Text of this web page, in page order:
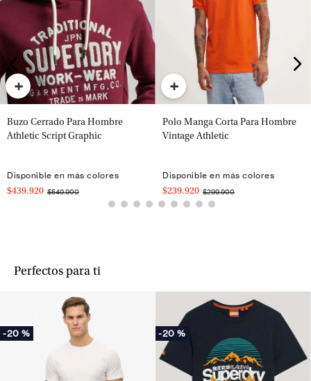
+
Buzo Cerrado Para Hombre
Athletic Script Graphic
Disponible en más colores
$439.920 $549.900
+
Polo Manga Corta Para Hombre
Vintage Athletic
Disponible en más colores
$239.920 $299.900
Perfectos para ti
-20 % -20 %